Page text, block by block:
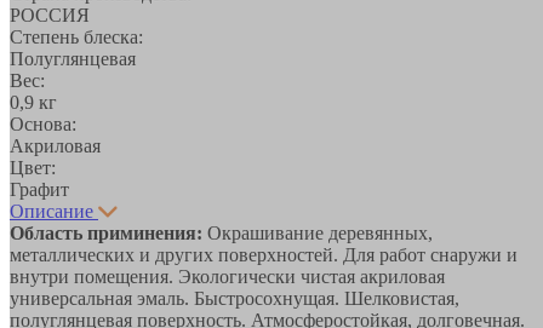
РОССИЯ
Степень блеска:
Полуглянцевая
Вес:
0,9 кг
Основа:
Акриловая
Цвет:
Графит
Описание
Область приминения: Окрашивание деревянных,
металлических и других поверхностей. Для работ снаружи и
внутри помещения. Экологически чистая акриловая
универсальная эмаль. Быстросохнущая. Шелковистая,
полуглянцевая поверхность. Атмосферостойкая, долговечная.